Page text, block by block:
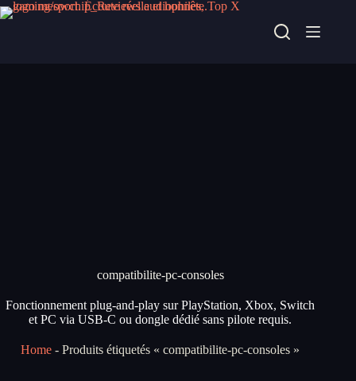
Passer
au
compatibilite-pc-consoles
Fonctionnement plug-and-play sur PlayStation, Xbox, Switch
et PC via USB-C ou dongle dédié sans pilote requis.
Home -Produits étiquetés « compatibilite-pc-consoles »